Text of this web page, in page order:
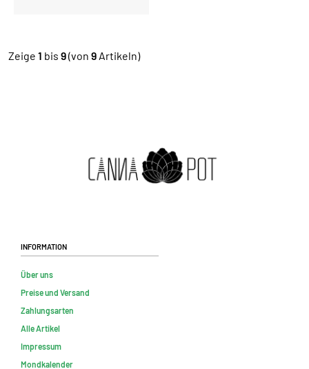
Zeige 1 bis 9(von 9 Artikeln)
Information
Über uns
Preise und Versand
Zahlungsarten
Alle Artikel
Impressum
Mondkalender